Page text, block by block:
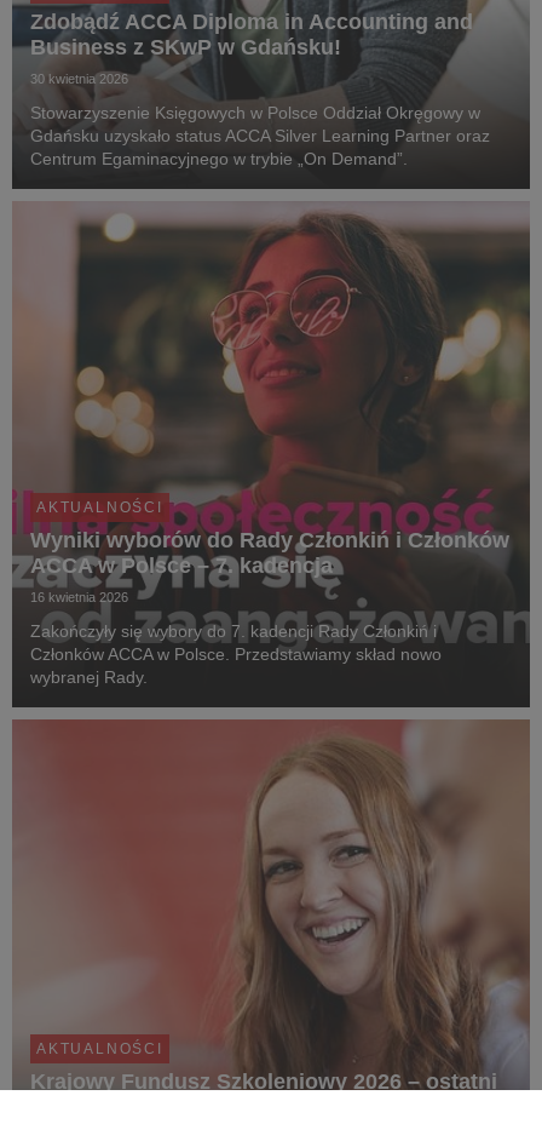
Zdobądź ACCA Diploma in Accounting and
Business z SKwP w Gdańsku!
30 kwietnia 2026
Stowarzyszenie Księgowych w Polsce Oddział Okręgowy w
Gdańsku uzyskało status ACCA Silver Learning Partner oraz
Centrum Egaminacyjnego w trybie „On Demand”.
AKTUALNOŚCI
Wyniki wyborów do Rady Członkiń i Członków
ACCA w Polsce – 7. kadencja
16 kwietnia 2026
Zakończyły się wybory do 7. kadencji Rady Członkiń i
Członków ACCA w Polsce. Przedstawiamy skład nowo
wybranej Rady.
AKTUALNOŚCI
Krajowy Fundusz Szkoleniowy 2026 – ostatni